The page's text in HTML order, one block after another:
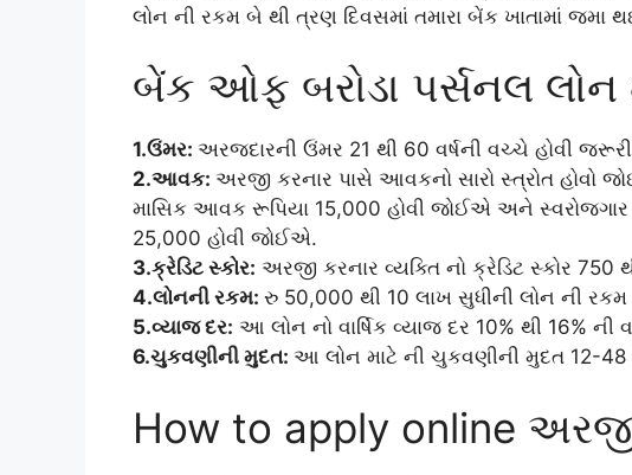
લોન ની રકમ બે થી ત્રણ દિવસમાં તમારા બેંક ખાતામાં જમા
બેંક ઓફ બરોડા પર્સનલ લોન
1.ઉંમર: અરજદારની ઉંમર 21 થી 60 વર્ષની વચ્ચે હોવી
2.આવક: અરજી કરનાર પાસે આવકનો સારો સ્ત્રોત હોવો
માસિક આવક રૂપિયા 15,000 હોવી જોઈએ અને સ્વરોજગાર
25,000 હોવી જોઈએ.
3.ક્રેડિટ સ્કોર: અરજી કરનાર વ્યક્તિ નો ક્રેડિટ સ્કોર 750
4.લોનની રકમ: રુ 50,000 થી 10 લાખ સુધીની લોન ની રકમ
5.વ્યાજ દર: આ લોન નો વાર્ષિક વ્યાજ દર 10% થી 16% ની
6.ચુકવણીની મુદત: આ લોન માટે ની ચુકવણીની મુદત 12-48
How to apply online